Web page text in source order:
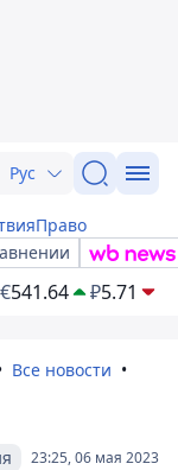
Рус
Право
€541.64 ₽5.71
Все новости
23:25, 06 мая 2023